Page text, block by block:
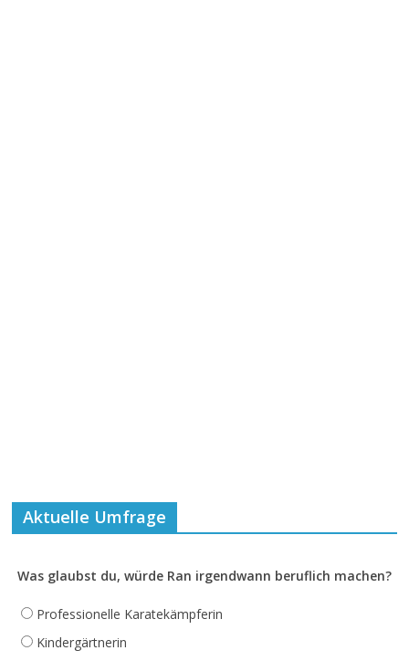
Aktuelle Umfrage
Was glaubst du, würde Ran irgendwann beruflich machen?
Professionelle Karatekämpferin
Kindergärtnerin